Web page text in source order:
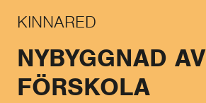
KINNARED
NYBYGGNAD AV
FÖRSKOLA